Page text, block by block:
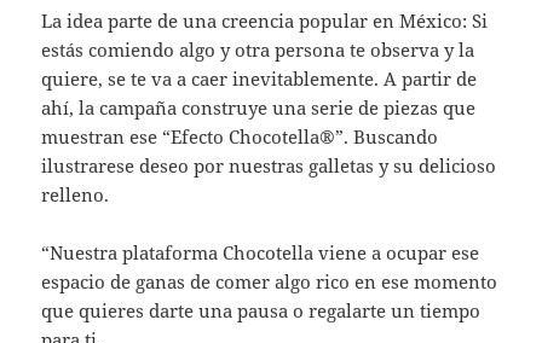
La idea parte de una creencia popular en México: Si
estás comiendo algo y otra persona te observa y la
quiere, se te va a caer inevitablemente. A partir de
ahí, la campaña construye una serie de piezas que
muestran ese “Efecto Chocotella®”. Buscando
ilustrarese deseo por nuestras galletas y su delicioso
relleno.
“Nuestra plataforma Chocotella viene a ocupar ese
espacio de ganas de comer algo rico en ese momento
que quieres darte una pausa o regalarte un tiempo